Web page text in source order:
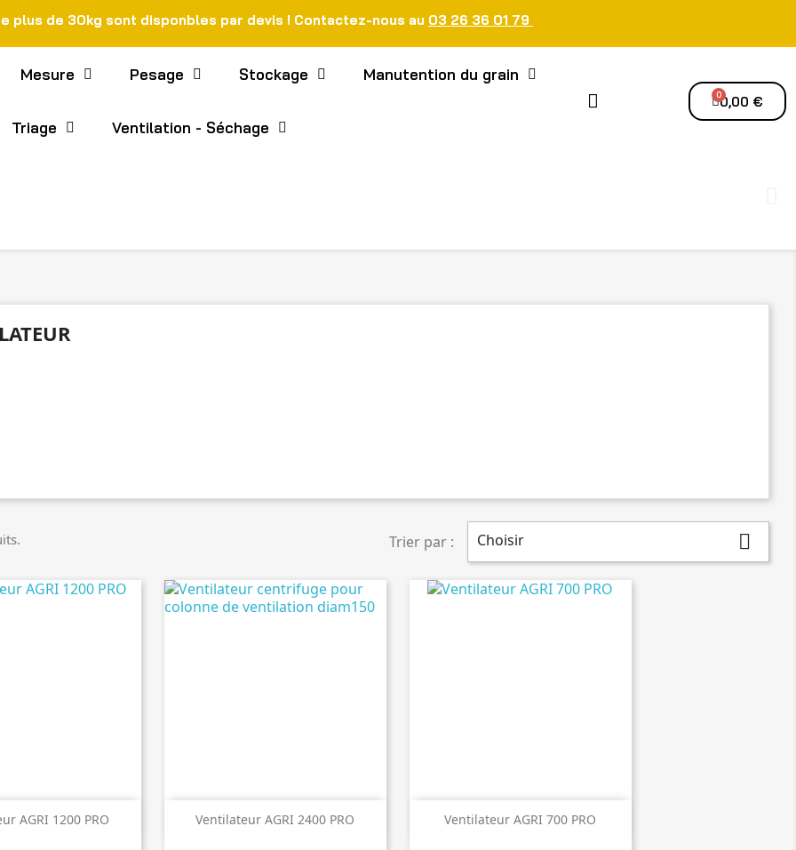
plus de 30kg sont disponbles par devis ! Contactez-nous au 03 26 36 01 79
Mesure Pesage Stockage Manutention du grain
Triage Ventilation - Séchage
0,00 €
Trier par : Choisir 
AGRI 1200 PRO
rapide Ventilateur AGRI 2400 PRO
 Aperçu rapide Ventilateur AGRI 700 PRO
 Aperçu rapide